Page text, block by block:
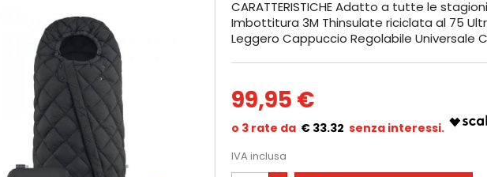
CARATTERISTICHE Adatto a tutte le
Imbottitura 3M Thinsulate riciclata al 75
Leggero Cappuccio Regolabile Universale
99,95 €
€ 33.32
IVA inclusa